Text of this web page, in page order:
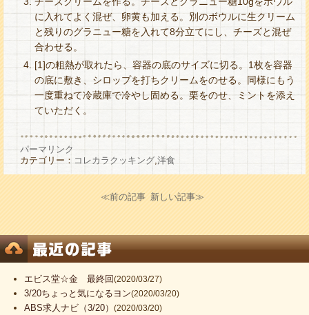
に入れてよく混ぜ、卵黄も加える。別のボウルに生クリーム
と残りのグラニュー糖を入れて8分立てにし、チーズと混ぜ
合わせる。
[1]の粗熱が取れたら、容器の底のサイズに切る。1枚を容器
の底に敷き、シロップを打ちクリームをのせる。同様にもう
一度重ねて冷蔵庫で冷やし固める。栗をのせ、ミントを添え
ていただく。
パーマリンク
カテゴリー： コレカラクッキング,洋食
≪前の記事 新しい記事≫
エビス堂☆金 最終回(2020/03/27)
3/20ちょっと気になるヨン(2020/03/20)
ABS求人ナビ（3/20）(2020/03/20)